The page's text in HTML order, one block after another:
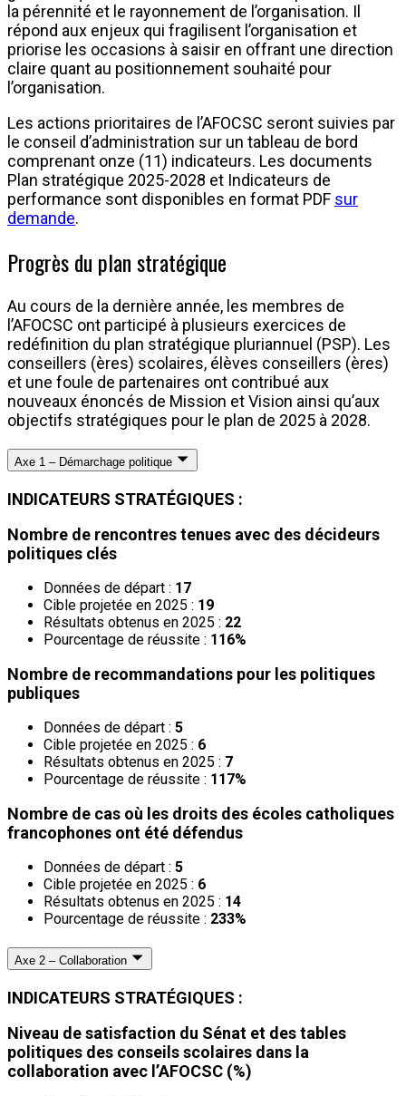
la pérennité et le rayonnement de l’organisation. Il
répond aux enjeux qui fragilisent l’organisation et
priorise les occasions à saisir en offrant une direction
claire quant au positionnement souhaité pour
l’organisation.
Les actions prioritaires de l’AFOCSC seront suivies par
le conseil d’administration sur un tableau de bord
comprenant onze (11) indicateurs. Les documents
Plan stratégique 2025-2028 et Indicateurs de
performance sont disponibles en format PDF sur
demande.
Progrès du plan stratégique
Au cours de la dernière année, les membres de
l’AFOCSC ont participé à plusieurs exercices de
redéfinition du plan stratégique pluriannuel (PSP). Les
conseillers (ères) scolaires, élèves conseillers (ères)
et une foule de partenaires ont contribué aux
nouveaux énoncés de Mission et Vision ainsi qu’aux
objectifs stratégiques pour le plan de 2025 à 2028.
Axe 1 – Démarchage politique
INDICATEURS STRATÉGIQUES :
Nombre de rencontres tenues avec des décideurs
politiques clés
Données de départ : 17
Cible projetée en 2025 : 19
Résultats obtenus en 2025 : 22
Pourcentage de réussite : 116%
Nombre de recommandations pour les politiques
publiques
Données de départ : 5
Cible projetée en 2025 : 6
Résultats obtenus en 2025 : 7
Pourcentage de réussite : 117%
Nombre de cas où les droits des écoles catholiques
francophones ont été défendus
Données de départ : 5
Cible projetée en 2025 : 6
Résultats obtenus en 2025 : 14
Pourcentage de réussite : 233%
Axe 2 – Collaboration
INDICATEURS STRATÉGIQUES :
Niveau de satisfaction du Sénat et des tables
politiques des conseils scolaires dans la
collaboration avec l’AFOCSC (%)